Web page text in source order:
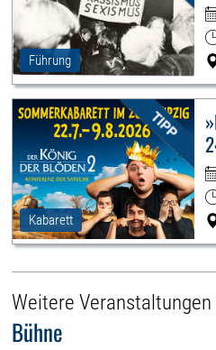
Führung
Kabarett
Weitere
Bühne